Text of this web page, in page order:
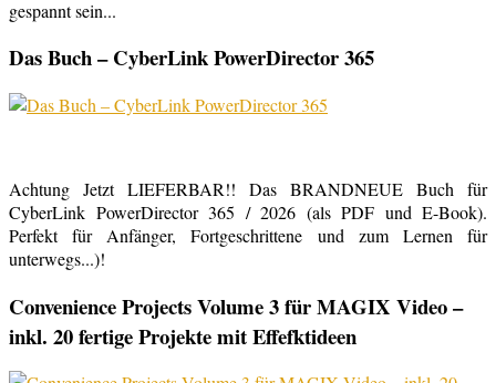
gespannt sein...
Das Buch – CyberLink PowerDirector 365
Achtung Jetzt LIEFERBAR!! Das BRANDNEUE Buch für
CyberLink PowerDirector 365 / 2026 (als PDF und E-Book).
Perfekt für Anfänger, Fortgeschrittene und zum Lernen für
unterwegs...)!
Convenience Projects Volume 3 für MAGIX Video –
inkl. 20 fertige Projekte mit Effefktideen